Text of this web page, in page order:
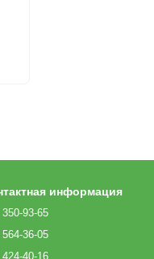
информация
93-65
36-05
40-16